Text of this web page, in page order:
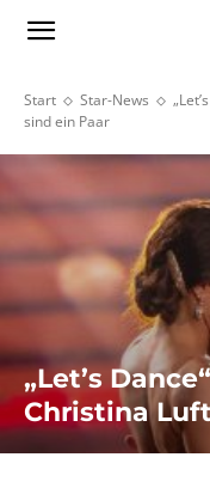
Start Star-News
sind ein Paar
„Let’s
Christina